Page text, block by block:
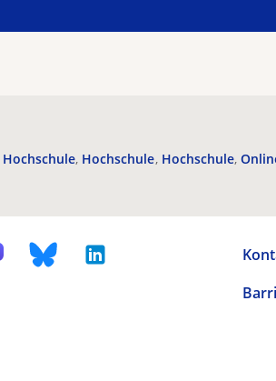
Hochschule Hochschule Hochschule